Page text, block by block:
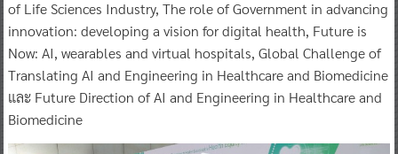
of Life Sciences Industry, The role of Government in advancing
innovation: developing a vision for digital health, Future is
Now: AI, wearables and virtual hospitals, Global Challenge of
Translating AI and Engineering in Healthcare and Biomedicine
และ Future Direction of AI and Engineering in Healthcare and
Biomedicine